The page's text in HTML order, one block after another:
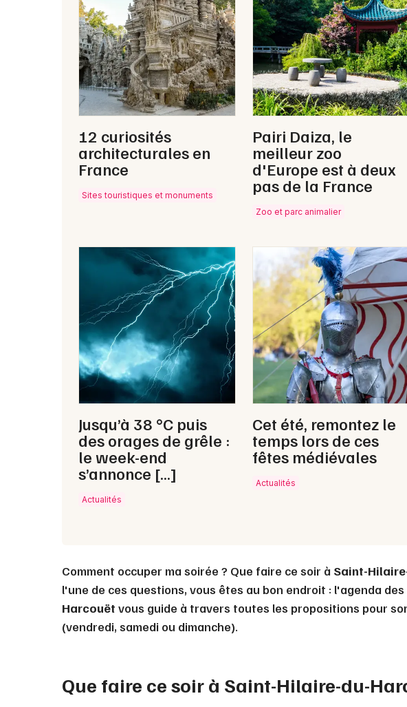
Artistes
Actus à
Magazine
50 -
Choisir
12 curiosités
architecturales en
France
Sites touristiques et monuments
Pairi Daiza, le
meilleur zoo
d'Europe est à deux
pas de la France
Zoo et parc animalier
Jusqu’à 38 °C puis
des orages de grêle :
le week-end
s’annonce […]
Actualités
Cet été, remontez le
temps lors de ces
fêtes médiévales
Actualités
Comment occuper ma soirée ? Que faire ce soir à Saint-
l'une de ces questions, vous êtes au bon endroit : l'agenda
Harcouët vous guide à travers toutes les propositions pour
(vendredi, samedi ou dimanche).
Que faire ce soir à Saint-Hilaire-du-